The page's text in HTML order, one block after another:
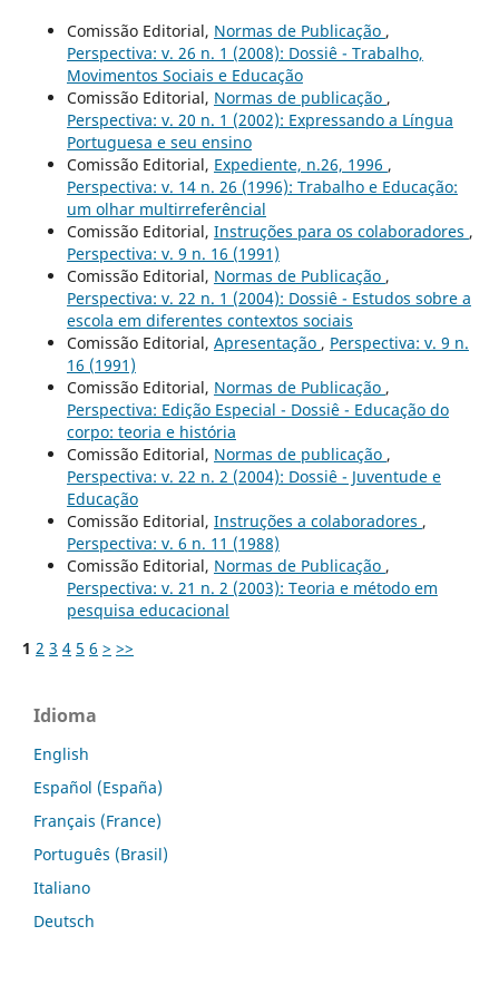
Comissão Editorial, Normas de Publicação ,
Perspectiva: v. 26 n. 1 (2008): Dossiê - Trabalho,
Movimentos Sociais e Educação
Comissão Editorial, Normas de publicação ,
Perspectiva: v. 20 n. 1 (2002): Expressando a Língua
Portuguesa e seu ensino
Comissão Editorial, Expediente, n.26, 1996 ,
Perspectiva: v. 14 n. 26 (1996): Trabalho e Educação:
um olhar multirreferêncial
Comissão Editorial, Instruções para os colaboradores ,
Perspectiva: v. 9 n. 16 (1991)
Comissão Editorial, Normas de Publicação ,
Perspectiva: v. 22 n. 1 (2004): Dossiê - Estudos sobre a
escola em diferentes contextos sociais
Comissão Editorial, Apresentação , Perspectiva: v. 9 n.
16 (1991)
Comissão Editorial, Normas de Publicação ,
Perspectiva: Edição Especial - Dossiê - Educação do
corpo: teoria e história
Comissão Editorial, Normas de publicação ,
Perspectiva: v. 22 n. 2 (2004): Dossiê - Juventude e
Educação
Comissão Editorial, Instruções a colaboradores ,
Perspectiva: v. 6 n. 11 (1988)
Comissão Editorial, Normas de Publicação ,
Perspectiva: v. 21 n. 2 (2003): Teoria e método em
pesquisa educacional
1 2 3 4 5 6 > >>
Idioma
English
Español (España)
Français (France)
Português (Brasil)
Italiano
Deutsch